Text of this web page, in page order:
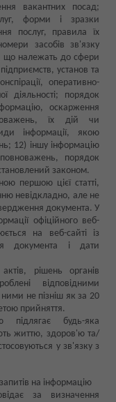
вакантних посад;
форми і зразки
послуг, правила їх
засобів зв'язку
що належать до сфери
установ та
оперативно-
діяльності; порядок
оскарження
їх дій чи
інформації, якою
12) іншу інформацію
порядок
законом.
першою цієї статті,
невідкладно, але не
документа. У
офіційного веб-
на веб-сайті із
документа і дати
рішень органів
відповідними
не пізніш як за 20
прийняття.
підлягає будь-яка
життю, здоров'ю та/
у зв'язку з
на інформацію
за визначення